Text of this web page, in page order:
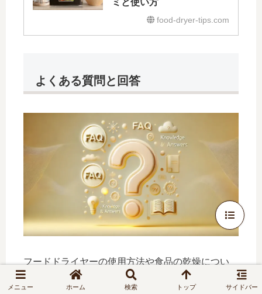
ミと使い方
food-dryer-tips.com
よくある質問と回答
フードドライヤーの使用方法や食品の乾燥につい
て、よく寄せられる質問とその回答をまとめまし
メニュー ホーム 検索 トップ サイドバー